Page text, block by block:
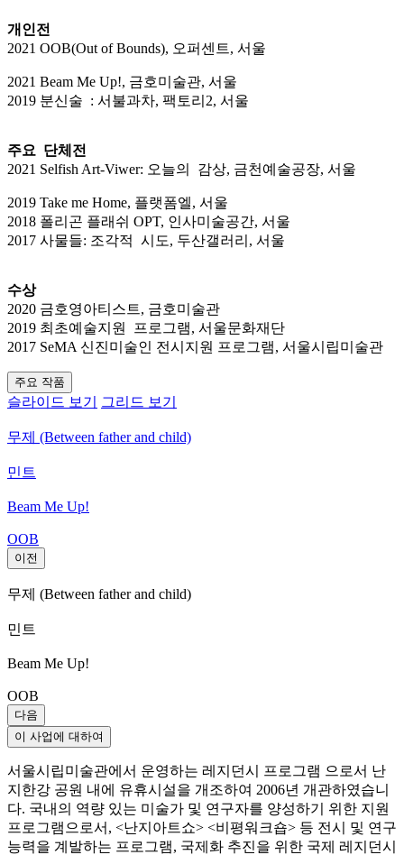
개인전
2021 OOB(Out of Bounds), 오퍼센트, 서울
2021 Beam Me Up!, 금호미술관, 서울
2019 분신술 : 서불과차, 팩토리2, 서울
주요 단체전
2021 Selfish Art-Viwer: 오늘의 감상, 금천예술공장, 서울
2019 Take me Home, 플랫폼엘, 서울
2018 폴리곤 플래쉬 OPT, 인사미술공간, 서울
2017 사물들: 조각적 시도, 두산갤러리, 서울
수상
2020 금호영아티스트, 금호미술관
2019 최초예술지원 프로그램, 서울문화재단
2017 SeMA 신진미술인 전시지원 프로그램, 서울시립미술관
주요 작품
슬라이드 보기 그리드 보기
무제 (Between father and child)
민트
Beam Me Up!
OOB
이전
무제 (Between father and child)
민트
Beam Me Up!
OOB
다음
이 사업에 대하여
서울시립미술관에서 운영하는 레지던시 프로그램 으로서 난
지한강 공원 내에 유휴시설을 개조하여 2006년 개관하였습니
다. 국내의 역량 있는 미술가 및 연구자를 양성하기 위한 지원
프로그램으로서, <난지아트쇼> <비평워크숍> 등 전시 및 연구
능력을 계발하는 프로그램, 국제화 추진을 위한 국제 레지던시